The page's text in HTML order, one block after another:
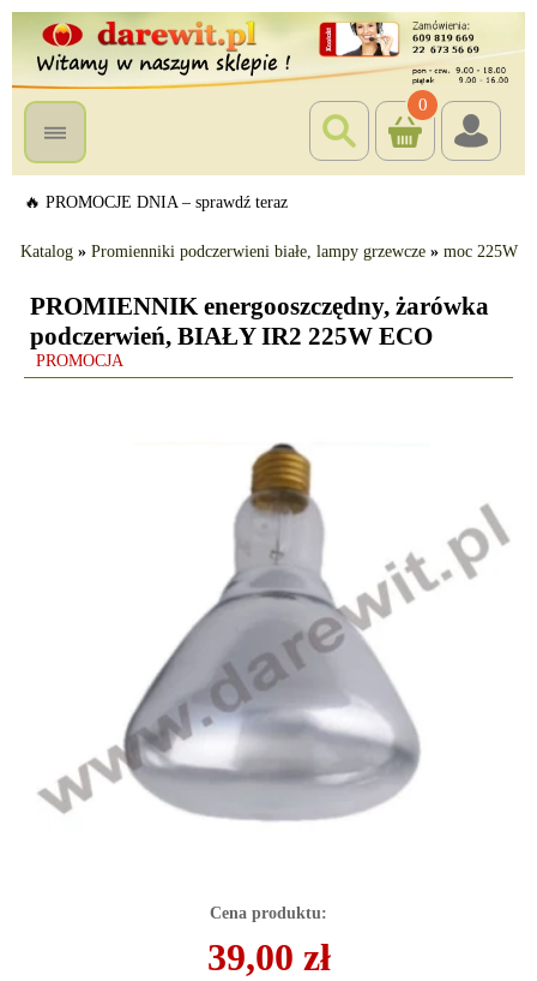
0
🔥 PROMOCJE DNIA – sprawdź teraz
Katalog » Promienniki podczerwieni białe, lampy grzewcze » moc 225W
PROMIENNIK energooszczędny, żarówka
podczerwień, BIAŁY IR2 225W ECO
PROMOCJA
Cena produktu:
39,00 zł